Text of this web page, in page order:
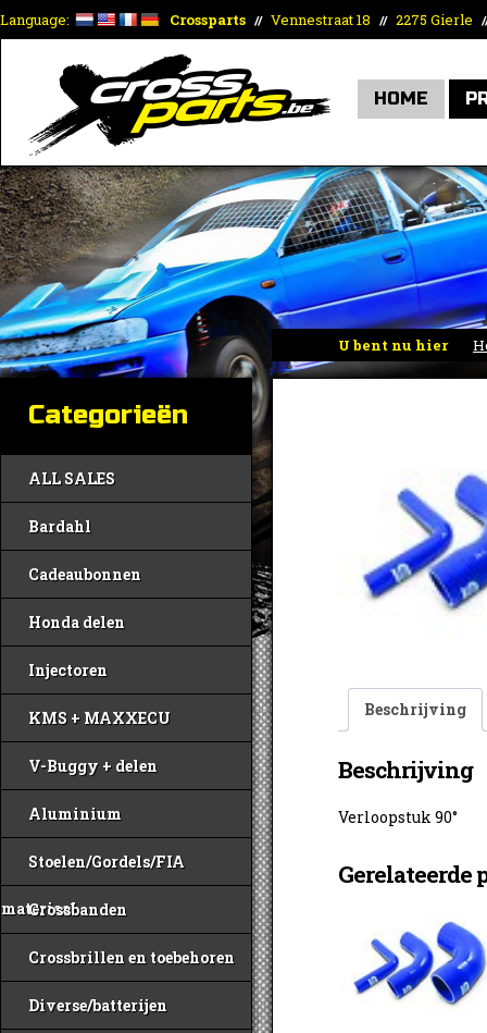
Language: Crossparts // Vennestraat 18 // 2275 Gierle
HOME
U bent nu hier
Categorieën
ALL SALES
Bardahl
Cadeaubonnen
Honda delen
Injectoren
KMS + MAXXECU
V-Buggy + delen
Aluminium
Stoelen/Gordels/FIA
materiaal
Crossbanden
Crossbrillen en toebehoren
Diverse/batterijen
Beschrijving
Beschrijving
Verloopstuk 90°
Gerelateerde